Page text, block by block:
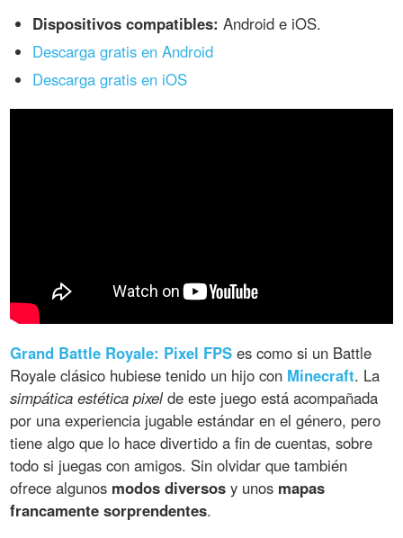
Dispositivos compatibles: Android e iOS.
Descarga gratis en Android
Descarga gratis en iOS
Grand Battle Royale: Pixel FPS es como si un Battle
Royale clásico hubiese tenido un hijo con Minecraft. La
simpática estética pixelde este juego está acompañada
por una experiencia jugable estándar en el género, pero
tiene algo que lo hace divertido a fin de cuentas, sobre
todo si juegas con amigos. Sin olvidar que también
ofrece algunos modos diversos y unos mapas
francamente sorprendentes.